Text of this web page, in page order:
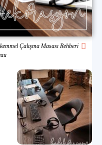
Çalışma Masası Rehberi